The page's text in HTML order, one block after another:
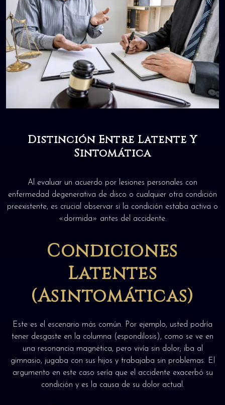
Distinción Entre Latente Y
Sintomática
Al evaluar un acuerdo por lesiones personales con
enfermedad degenerativa de disco o cualquier otra condición
preexistente, es crucial observar si la condición estaba activa o
«dormida» antes del accidente.
Condiciones
Latentes
(Asintomáticas)
Este es el escenario más común. Por ejemplo, usted podría
tener desgaste en la columna (espondilosis), como se ve en
una resonancia magnética, pero vivía sin dolor; iba al
gimnasio, jugaba con sus hijos y trabajaba sin problemas. El
argumento en este caso sería que el accidente exacerbó su
condición y es la causa de su dolor actual.